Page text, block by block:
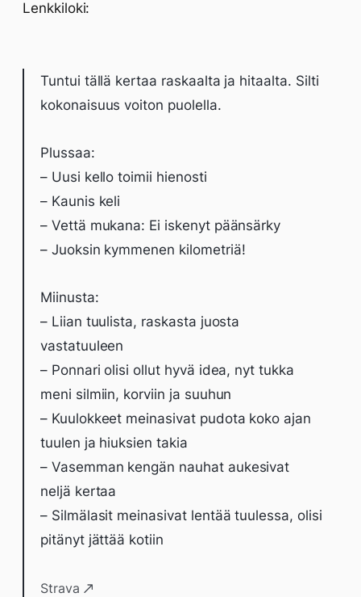
Lenkkiloki:
Tuntui tällä kertaa raskaalta ja hitaalta. Silti
kokonaisuus voiton puolella.
Plussaa:
– Uusi kello toimii hienosti
– Kaunis keli
– Vettä mukana: Ei iskenyt päänsärky
– Juoksin kymmenen kilometriä!
Miinusta:
– Liian tuulista, raskasta juosta
vastatuuleen
– Ponnari olisi ollut hyvä idea, nyt tukka
meni silmiin, korviin ja suuhun
– Kuulokkeet meinasivat pudota koko ajan
tuulen ja hiuksien takia
– Vasemman kengän nauhat aukesivat
neljä kertaa
– Silmälasit meinasivat lentää tuulessa, olisi
pitänyt jättää kotiin
Strava